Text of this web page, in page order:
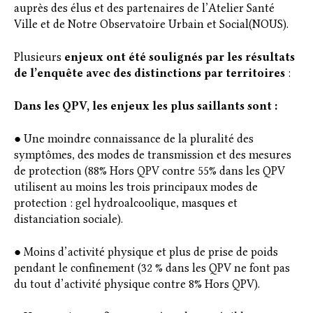
auprès des élus et des partenaires de l’Atelier Santé
Ville et de Notre Observatoire Urbain et Social(NOUS).
Plusieurs enjeux ont été soulignés par les résultats
de l’enquête avec des distinctions par territoires :
Dans les QPV, les enjeux les plus saillants sont :
● Une moindre connaissance de la pluralité des
symptômes, des modes de transmission et des mesures
de protection (88% Hors QPV contre 55% dans les QPV
utilisent au moins les trois principaux modes de
protection : gel hydroalcoolique, masques et
distanciation sociale).
● Moins d’activité physique et plus de prise de poids
pendant le confinement (32 % dans les QPV ne font pas
du tout d’activité physique contre 8% Hors QPV).